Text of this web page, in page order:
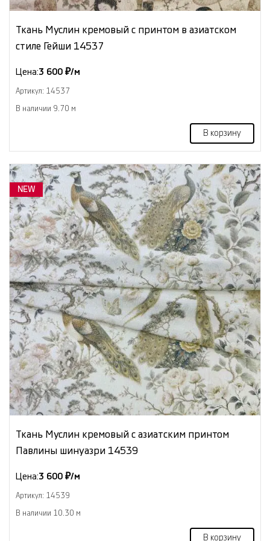
Ткань Муслин кремовый с принтом в азиатском
стиле Гейши 14537
Цена:3 600 ₽/м
Артикул: 14537
В наличии 9.70 м
В корзину
NEW
Ткань Муслин кремовый с азиатским принтом
Павлины шинуазри 14539
Цена:3 600 ₽/м
Артикул: 14539
В наличии 10.30 м
В корзину